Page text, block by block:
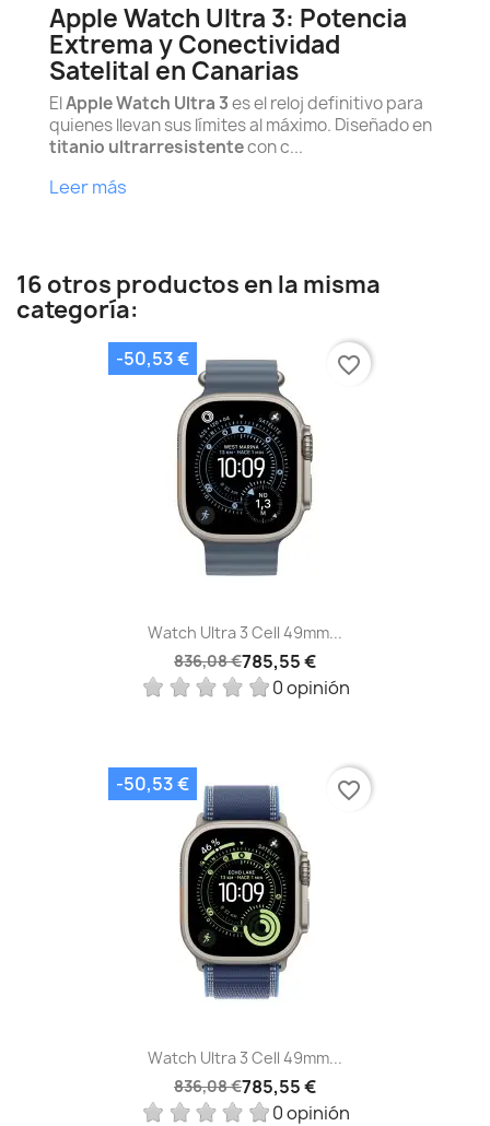
Apple Watch Ultra 3: Potencia
Extrema y Conectividad
Satelital en Canarias
ElApple Watch Ultra 3es el reloj definitivo para
quienes llevan sus límites al máximo. Diseñado en
titanio ultrarresistentecon c...
Leer más
16 otros productos en la misma
categoría:
Watch Ultra 3 Cell 49mm...
836,08 €785,55 €
0 opinión
-50,53 € favorite_border
Watch Ultra 3 Cell 49mm...
836,08 €785,55 €
0 opinión
-50,53 € favorite_border